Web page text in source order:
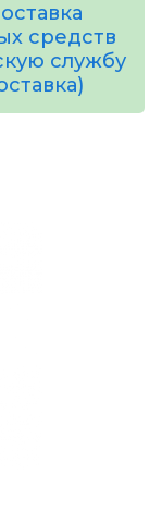
средств
службу